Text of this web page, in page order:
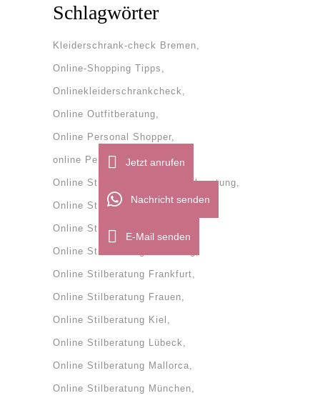
Schlagwörter
Kleiderschrank-check Bremen
Online-Shopping Tipps
Onlinekleiderschrankcheck
Online Outfitberatung
Online Personal Shopper
online Personal Shopping
Online Stilberatung onlinestilberatung
Online Stilberatung Bremen
Online Stilberatung Dänemark
Online Stilberatung Flensburg
Online Stilberatung Frankfurt
Online Stilberatung Frauen
Online Stilberatung Kiel
Online Stilberatung Lübeck
Online Stilberatung Mallorca
Online Stilberatung München
Jetzt anrufen
Nachricht senden
E-Mail senden